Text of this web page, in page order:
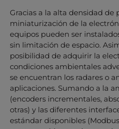
Gracias a la alta densidad de
miniaturización de la
equipos pueden ser
sin limitación de espacio.
posibilidad de adquirir la
condiciones ambientales
se encuentran los radares o
aplicaciones. Sumando a la
(encoders incrementales,
otras) y las diferentes
estándar disponibles